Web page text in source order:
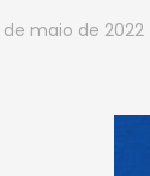
de maio de 2022